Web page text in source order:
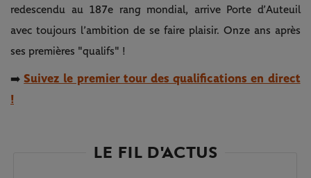
redescendu au 187e rang mondial, arrive Porte d’Auteuil
avec toujours l’ambition de se faire plaisir. Onze ans après
ses premières "qualifs" !
➡️Suivez le premier tour des qualifications en direct
!
LE FIL D'ACTUS